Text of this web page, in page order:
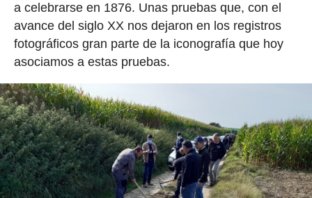
a celebrarse en 1876. Unas pruebas que, con el
avance del siglo XX nos dejaron en los registros
fotográficos gran parte de la iconografía que hoy
asociamos a estas pruebas.